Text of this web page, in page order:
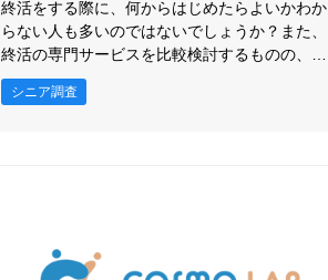
終活をする際に、何からはじめたらよいかわか
らない人も多いのではないでしょうか？また、
終活の専門サービスを比較検討するものの、ど
こに相談したらよいかわからない人も見受けら
れます。 そこで本記事では、終活サービスの基
シニア調査